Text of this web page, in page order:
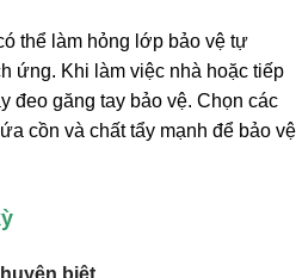
thể làm hỏng lớp bảo vệ tự
ứng. Khi làm việc nhà hoặc tiếp
đeo găng tay bảo vệ. Chọn các
cồn và chất tẩy mạnh để bảo vệ